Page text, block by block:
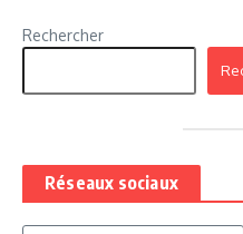
Rechercher
Réseaux sociaux